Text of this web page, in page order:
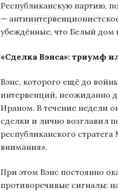
Республиканскую партию,
—
убеждённые, что Белый дом
«Сделка Вэнса»: триумф
Вэнс, которого ещё до
интервенций, неожиданно
Ираном. В течение недели
сделки и лично возглавил
республиканского
внимания».
При этом Вэнс постоянно
противоречивые сигналы: